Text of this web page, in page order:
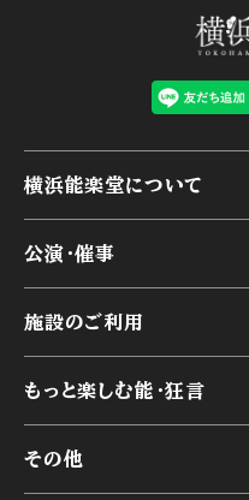
横浜能楽堂について
横浜能楽堂が取り組ん
能舞台の歴史と特徴
様々なお客様に向けて
本舞台座席
交通アクセス
公演・催事
アーカイブ
施設のご利用
第二舞台
研修室
もっと楽しむ能・狂言
その他